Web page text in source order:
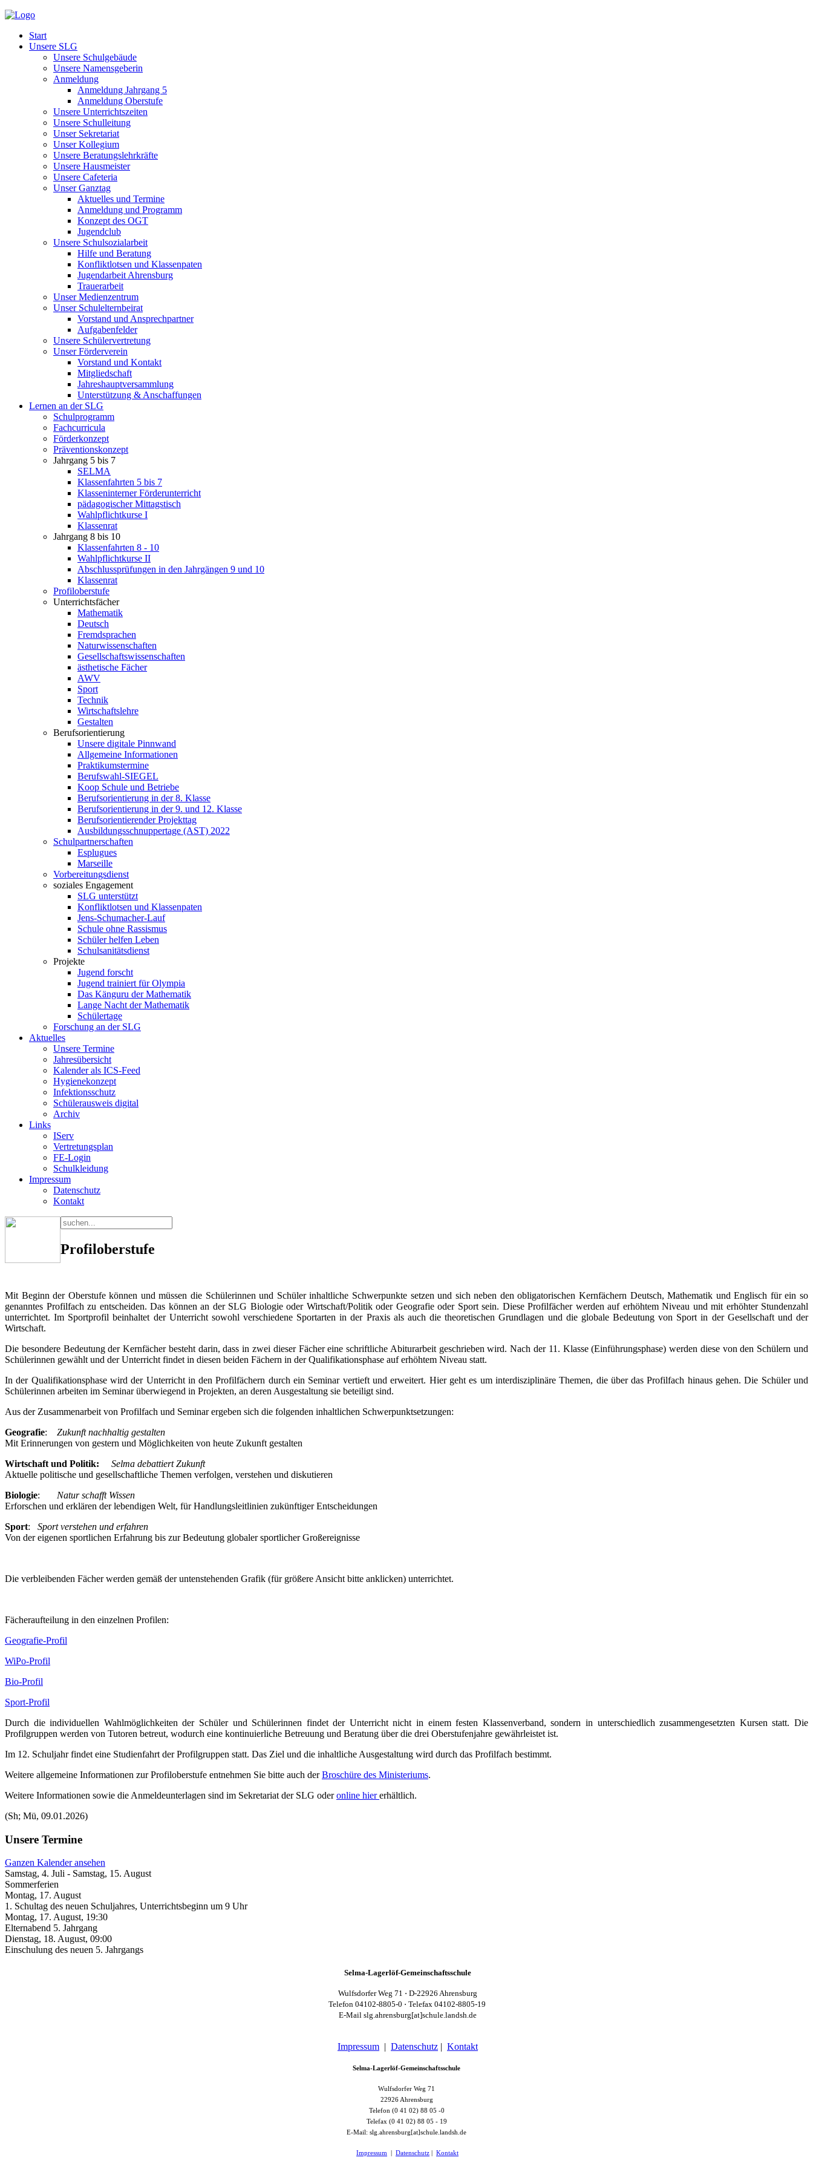
Start
Unsere SLG
Unsere Schulgebäude
Unsere Namensgeberin
Anmeldung
Anmeldung Jahrgang 5
Anmeldung Oberstufe
Unsere Unterrichtszeiten
Unsere Schulleitung
Unser Sekretariat
Unser Kollegium
Unsere Beratungslehrkräfte
Unsere Hausmeister
Unsere Cafeteria
Unser Ganztag
Aktuelles und Termine
Anmeldung und Programm
Konzept des OGT
Jugendclub
Unsere Schulsozialarbeit
Hilfe und Beratung
Konfliktlotsen und Klassenpaten
Jugendarbeit Ahrensburg
Trauerarbeit
Unser Medienzentrum
Unser Schulelternbeirat
Vorstand und Ansprechpartner
Aufgabenfelder
Unsere Schülervertretung
Unser Förderverein
Vorstand und Kontakt
Mitgliedschaft
Jahreshauptversammlung
Unterstützung & Anschaffungen
Lernen an der SLG
Schulprogramm
Fachcurricula
Förderkonzept
Präventionskonzept
Jahrgang 5 bis 7
SELMA
Klassenfahrten 5 bis 7
Klasseninterner Förderunterricht
pädagogischer Mittagstisch
Wahlpflichtkurse I
Klassenrat
Jahrgang 8 bis 10
Klassenfahrten 8 - 10
Wahlpflichtkurse II
Abschlussprüfungen in den Jahrgängen 9 und 10
Klassenrat
Profiloberstufe
Unterrichtsfächer
Mathematik
Deutsch
Fremdsprachen
Naturwissenschaften
Gesellschaftswissenschaften
ästhetische Fächer
AWV
Sport
Technik
Wirtschaftslehre
Gestalten
Berufsorientierung
Unsere digitale Pinnwand
Allgemeine Informationen
Praktikumstermine
Berufswahl-SIEGEL
Koop Schule und Betriebe
Berufsorientierung in der 8. Klasse
Berufsorientierung in der 9. und 12. Klasse
Berufsorientierender Projekttag
Ausbildungsschnuppertage (AST) 2022
Schulpartnerschaften
Esplugues
Marseille
Vorbereitungsdienst
soziales Engagement
SLG unterstützt
Konfliktlotsen und Klassenpaten
Jens-Schumacher-Lauf
Schule ohne Rassismus
Schüler helfen Leben
Schulsanitätsdienst
Projekte
Jugend forscht
Jugend trainiert für Olympia
Das Känguru der Mathematik
Lange Nacht der Mathematik
Schülertage
Forschung an der SLG
Aktuelles
Unsere Termine
Jahresübersicht
Kalender als ICS-Feed
Hygienekonzept
Infektionsschutz
Schülerausweis digital
Archiv
Links
IServ
Vertretungsplan
FE-Login
Schulkleidung
Impressum
Datenschutz
Kontakt
Profiloberstufe
Mit Beginn der Oberstufe können und müssen die Schülerinnen und Schüler inhaltliche Schwerpunkte setzen und sich neben den obligatorischen Kernfächern Deutsch, Mathematik und Englisch für ein so
genanntes Profilfach zu entscheiden. Das können an der SLG Biologie oder Wirtschaft/Politik oder Geografie oder Sport sein. Diese Profilfächer werden auf erhöhtem Niveau und mit erhöhter Stundenzahl
unterrichtet. Im Sportprofil beinhaltet der Unterricht sowohl verschiedene Sportarten in der Praxis als auch die theoretischen Grundlagen und die globale Bedeutung von Sport in der Gesellschaft und der
Wirtschaft.
Die besondere Bedeutung der Kernfächer besteht darin, dass in zwei dieser Fächer eine schriftliche Abiturarbeit geschrieben wird. Nach der 11. Klasse (Einführungsphase) werden diese von den Schülern und
Schülerinnen gewählt und der Unterricht findet in diesen beiden Fächern in der Qualifikationsphase auf erhöhtem Niveau statt.
In der Qualifikationsphase wird der Unterricht in den Profilfächern durch ein Seminar vertieft und erweitert. Hier geht es um interdisziplinäre Themen, die über das Profilfach hinaus gehen. Die Schüler und
Schülerinnen arbeiten im Seminar überwiegend in Projekten, an deren Ausgestaltung sie beteiligt sind.
Aus der Zusammenarbeit von Profilfach und Seminar ergeben sich die folgenden inhaltlichen Schwerpunktsetzungen:
Geografie: Zukunft nachhaltig gestalten
Mit Erinnerungen von gestern und Möglichkeiten von heute Zukunft gestalten
Wirtschaft und Politik:
Selma debattiert Zukunft
Aktuelle politische und gesellschaftliche Themen verfolgen, verstehen und diskutieren
Biologie: Natur schafft Wissen
Erforschen und erklären der lebendigen Welt, für Handlungsleitlinien zukünftiger Entscheidungen
Sport: Sport verstehen und erfahren
Von der eigenen sportlichen Erfahrung bis zur Bedeutung globaler sportlicher Großereignisse
Die verbleibenden Fächer werden gemäß der untenstehenden Grafik (für größere Ansicht bitte anklicken) unterrichtet.
Fächeraufteilung in den einzelnen Profilen:
Geografie-Profil
WiPo-Profil
Bio-Profil
Sport-Profil
Durch die individuellen Wahlmöglichkeiten der Schüler und Schülerinnen findet der Unterricht nicht in einem festen Klassenverband, sondern in unterschiedlich zusammengesetzten Kursen statt. Die
Profilgruppen werden von Tutoren betreut, wodurch eine kontinuierliche Betreuung und Beratung über die drei Oberstufenjahre gewährleistet ist.
Im 12. Schuljahr findet eine Studienfahrt der Profilgruppen statt. Das Ziel und die inhaltliche Ausgestaltung wird durch das Profilfach bestimmt.
Weitere allgemeine Informationen zur Profiloberstufe entnehmen Sie bitte auch derBroschüre des Ministeriums.
Weitere Informationen sowie die Anmeldeunterlagen sind im Sekretariat der SLG oderonline hiererhältlich.
(Sh; Mü, 09.01.2026)
Unsere Termine
Ganzen Kalender ansehen
Samstag, 4. Juli - Samstag, 15. August
Sommerferien
Montag, 17. August
1. Schultag des neuen Schuljahres, Unterrichtsbeginn um 9 Uhr
Montag, 17. August, 19:30
Elternabend 5. Jahrgang
Dienstag, 18. August, 09:00
Einschulung des neuen 5. Jahrgangs
Selma-Lagerlöf-Gemeinschaftsschule
Wulfsdorfer Weg 71 ⋅ D-22926 Ahrensburg
Telefon 04102-8805-0 ⋅ Telefax 04102-8805-19
E-Mail slg.ahrensburg[at]schule.landsh.de
Impressum | Datenschutz | Kontakt
Selma-Lagerlöf-Gemeinschaftsschule
Wulfsdorfer Weg 71
22926 Ahrensburg
Telefon (0 41 02) 88 05 -0
Telefax (0 41 02) 88 05 - 19
E-Mail: slg.ahrensburg[at]schule.landsh.de
Impressum Datenschutz Kontakt